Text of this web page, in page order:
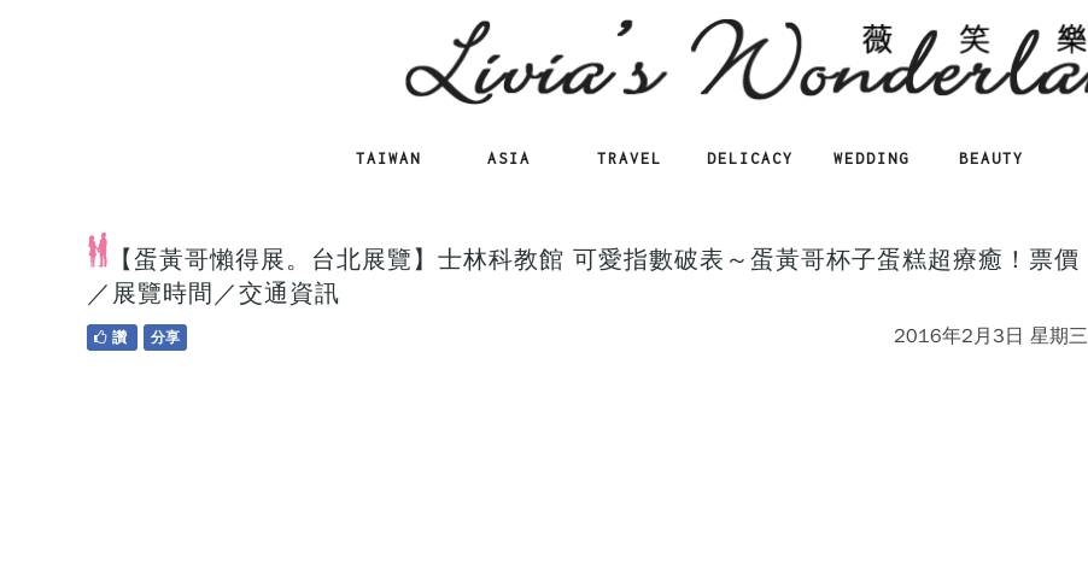
TAIWAN ASIA TRAVEL DELICACY WEDDING BEAUTY
【蛋黃哥懶得展。台北展覽】士林科教館 可愛指數破表～蛋黃哥杯子蛋糕超療癒！票價
／展覽時間／交通資訊
2016年2月3日 星期三
讚 分享